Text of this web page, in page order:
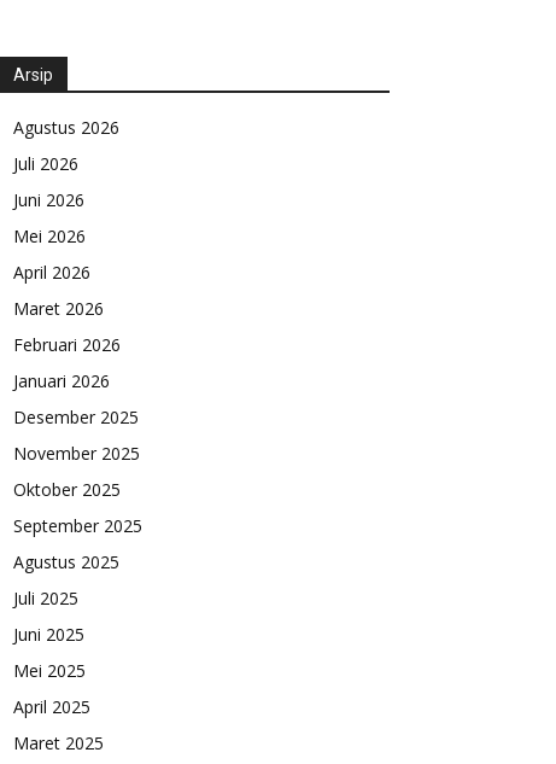
Arsip
Agustus 2026
Juli 2026
Juni 2026
Mei 2026
April 2026
Maret 2026
Februari 2026
Januari 2026
Desember 2025
November 2025
Oktober 2025
September 2025
Agustus 2025
Juli 2025
Juni 2025
Mei 2025
April 2025
Maret 2025